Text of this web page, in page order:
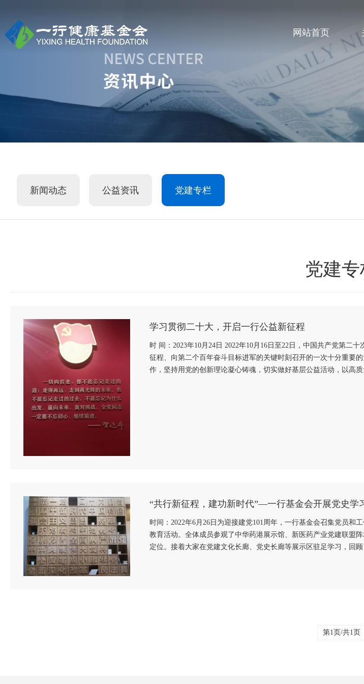
网站首页
新闻动态 公益资讯 党建专栏
党建专
学习贯彻二十大，开启一行公益新征程
时 间：2023年10月24日 2022年10月16日至22日，中国共产党第二
征程、向第二个百年奋斗目标进军的关键时刻召开的一次十分重要
作，坚持用党的创新理论凝心铸魂，切实做好基层公益活动，以高
“共行新征程，建功新时代”—一行基金会开展党史学
时间：2022年6月26日为迎接建党101周年，一行基金会召集党员和
教育活动。全体成员参观了中华药港展示馆、新医药产业党建联盟
定位。接着大家在党建文化长廊、党史长廊等展示区驻足学习，回
第1页/共1页